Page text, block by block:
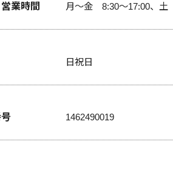
業時間 月～金 8:30～17:00、土
日祝日
1462490019